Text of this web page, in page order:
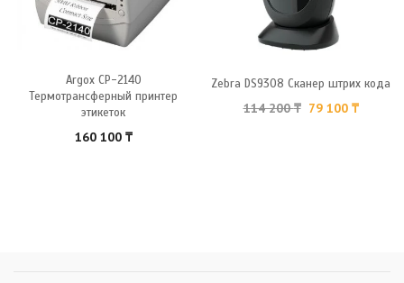
Argox CP-2140
Термотрансферный принтер
этикеток
160 100 ₸
Zebra DS9308 Сканер штрих кода
114 200₸ 79 100 ₸